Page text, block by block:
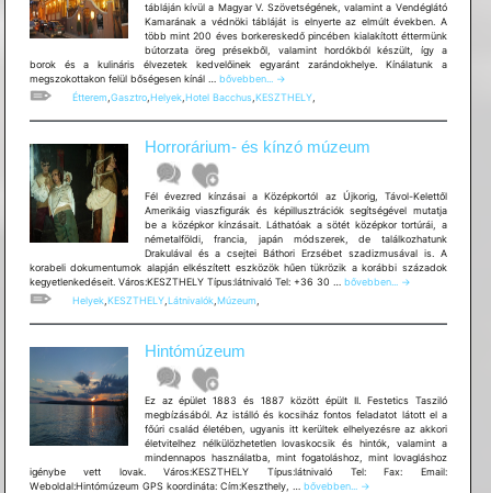
tábláján kívül a Magyar V. Szövetségének, valamint a Vendéglátó
Kamarának a védnöki tábláját is elnyerte az elmúlt években. A
több mint 200 éves borkereskedő pincében kialakított éttermünk
bútorzata öreg présekből, valamint hordókból készült, így a
borok és a kulináris élvezetek kedvelőinek egyaránt zarándokhelye. Kínálatunk a
megszokottakon felül bőségesen kínál … Hotel
Bacchus
Museum
bővebben...
→
Étterem Gasztro, Helyek, Hotel Bacchus, KESZTHELY,
Horrorárium- és kínzó múzeum
Fél évezred kínzásai a Középkortól az Újkorig, Távol-Kelettől
Amerikáig viaszfigurák és képillusztrációk segítségével mutatja
be a középkor kínzásait. Láthatóak a sötét középkor tortúrái, a
németalföldi, francia, japán módszerek, de találkozhatunk
Drakulával és a csejtei Báthori Erzsébet szadizmusával is. A
korabeli dokumentumok alapján elkészített eszközök hűen tükrözik a korábbi századok
kegyetlenkedéseit. Város:KESZTHELY Típus:látnivaló Tel: +36 30 … Horrorárium-
múzeum
bővebben... →
Helyek, KESZTHELY, Látnivalók, Múzeum
Hintómúzeum
Ez az épület 1883 és 1887 között épült II. Festetics Tasziló
megbízásából. Az istálló és kocsiház fontos feladatot látott el a
főúri család életében, ugyanis itt kerültek elhelyezésre az akkori
életvitelhez nélkülözhetetlen lovaskocsik és hintók, valamint a
mindennapos használatba, mint fogatoláshoz, mint lovagláshoz
igénybe vett lovak. Város:KESZTHELY Típus:látnivaló Tel: Fax: Email:
Weboldal:Hintómúzeum GPS koordináta: Cím:Keszthely, … Hintómúzeum
bővebben...
→